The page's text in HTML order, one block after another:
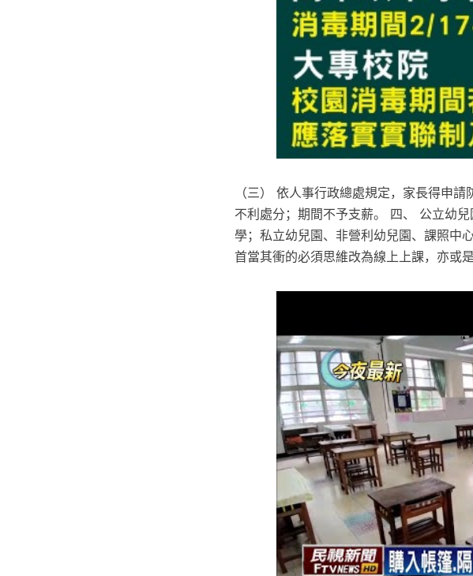
（三） 依人事行政總處規定，家長得申
不利處分；期間不予支薪。 四、 公立幼
學；私立幼兒園、非營利幼兒園、課照中
首當其衝的必須思維改為線上上課，亦或